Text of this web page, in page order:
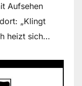
Aufsehen
„Klingt
heizt sich…